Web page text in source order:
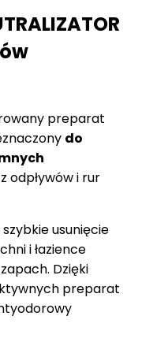
preparat
do
odpływów i rur
usunięcie
i łazience
Dzięki
preparat